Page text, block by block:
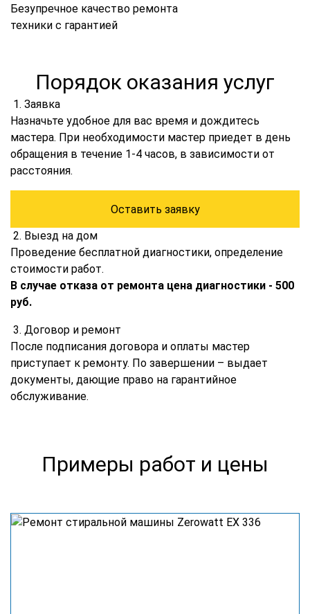
Безупречное качество ремонта
техники с гарантией
Порядок оказания услуг
1. Заявка
Назначьте удобное для вас время и дождитесь
мастера. При необходимости мастер приедет в день
обращения в течение 1-4 часов, в зависимости от
расстояния.
Оставить заявку
2. Выезд на дом
Проведение бесплатной диагностики, определение
стоимости работ.
В случае отказа от ремонта цена диагностики - 500
руб.
3. Договор и ремонт
После подписания договора и оплаты мастер
приступает к ремонту. По завершении – выдает
документы, дающие право на гарантийное
обслуживание.
Примеры работ и цены